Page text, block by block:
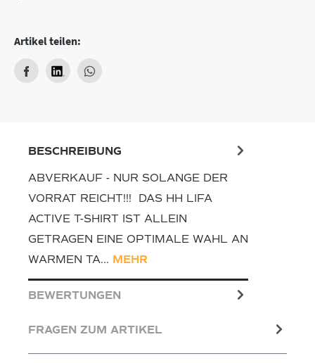
Artikel teilen:
BESCHREIBUNG
ABVERKAUF - NUR SOLANGE DER
VORRAT REICHT!!! DAS HH LIFA
ACTIVE T-SHIRT IST ALLEIN
GETRAGEN EINE OPTIMALE WAHL AN
WARMEN TA… MEHR
BEWERTUNGEN
FRAGEN ZUM ARTIKEL